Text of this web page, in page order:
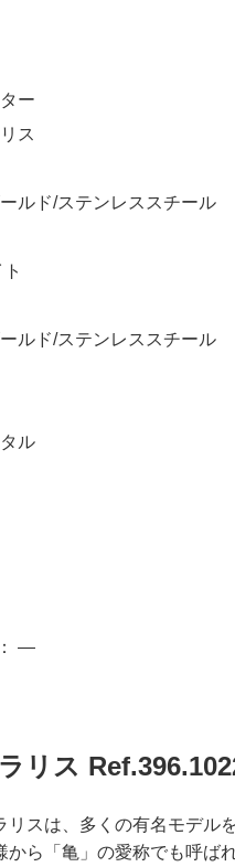
ー
ス
ルド/ステンレススチール
ルド/ステンレススチール
ル
—
リス
リスは、多くの有名モデル
ら「亀」の愛称でも呼ば